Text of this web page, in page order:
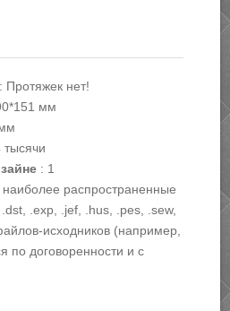
: Протяжек нет!
мм
тысячи
: 1
наиболее распространенные
.exp, .jef, .hus, .pes, .sew,
исходников (например,
по договоренности и с